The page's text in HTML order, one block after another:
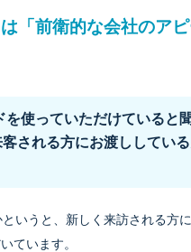
「前衛的な会社のアピ
を使っていただけていると
される方にお渡ししてい
というと、新しく来訪される方
ています。